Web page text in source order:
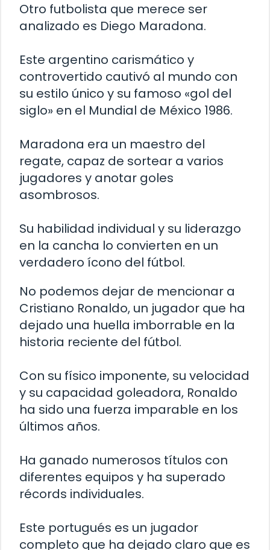
Otro futbolista que merece ser
analizado es Diego Maradona.
Este argentino carismático y
controvertido cautivó al mundo con
su estilo único y su famoso «gol del
siglo» en el Mundial de México 1986.
Maradona era un maestro del
regate, capaz de sortear a varios
jugadores y anotar goles
asombrosos.
Su habilidad individual y su liderazgo
en la cancha lo convierten en un
verdadero ícono del fútbol.
No podemos dejar de mencionar a
Cristiano Ronaldo, un jugador que ha
dejado una huella imborrable en la
historia reciente del fútbol.
Con su físico imponente, su velocidad
y su capacidad goleadora, Ronaldo
ha sido una fuerza imparable en los
últimos años.
Ha ganado numerosos títulos con
diferentes equipos y ha superado
récords individuales.
Este portugués es un jugador
completo que ha dejado claro que es